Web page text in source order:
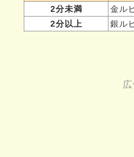
2分未満
金ル
2分以上
銀ル